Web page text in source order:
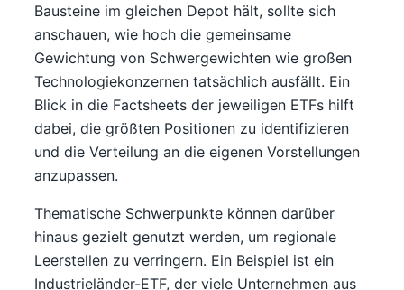
Bausteine im gleichen Depot hält, sollte sich
anschauen, wie hoch die gemeinsame
Gewichtung von Schwergewichten wie großen
Technologiekonzernen tatsächlich ausfällt. Ein
Blick in die Factsheets der jeweiligen ETFs hilft
dabei, die größten Positionen zu identifizieren
und die Verteilung an die eigenen Vorstellungen
anzupassen.
Thematische Schwerpunkte können darüber
hinaus gezielt genutzt werden, um regionale
Leerstellen zu verringern. Ein Beispiel ist ein
Industrieländer-ETF, der viele Unternehmen aus